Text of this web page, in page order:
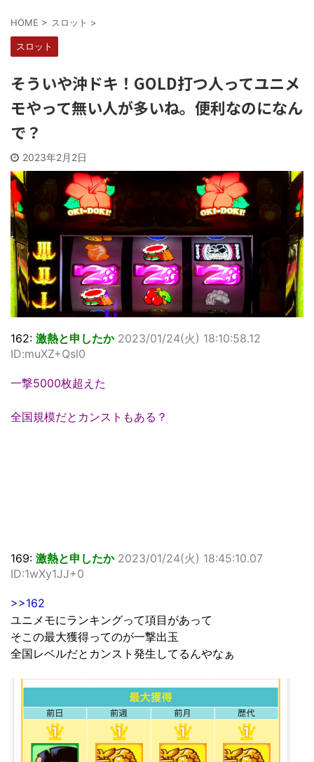
HOME > スロット >
スロット
そういや沖ドキ！GOLD打つ人ってユニメ
モやって無い人が多いね。便利なのになん
で？
2023年2月2日
162: 激熱と申したか 2023/01/24(火) 18:10:58.12
ID:muXZ+Qsl0
一撃5000枚超えた
全国規模だとカンストもある？
169: 激熱と申したか 2023/01/24(火) 18:45:10.07
ID:1wXy1JJ+0
>>162
ユニメモにランキングって項目があって
そこの最大獲得ってのが一撃出玉
全国レベルだとカンスト発生してるんやなぁ